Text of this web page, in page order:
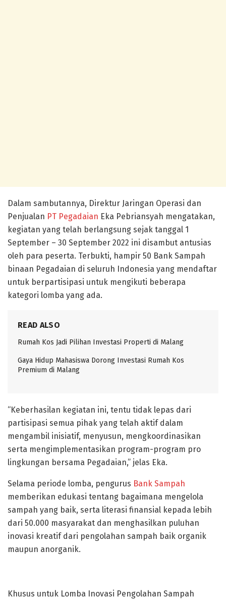
Dalam sambutannya, Direktur Jaringan Operasi dan
Penjualan PT Pegadaian Eka Pebriansyah mengatakan,
kegiatan yang telah berlangsung sejak tanggal 1
September – 30 September 2022 ini disambut antusias
oleh para peserta. Terbukti, hampir 50 Bank Sampah
binaan Pegadaian di seluruh Indonesia yang mendaftar
untuk berpartisipasi untuk mengikuti beberapa
kategori lomba yang ada.
READ ALSO
Rumah Kos Jadi Pilihan Investasi Properti di Malang
Gaya Hidup Mahasiswa Dorong Investasi Rumah Kos
Premium di Malang
“Keberhasilan kegiatan ini, tentu tidak lepas dari
partisipasi semua pihak yang telah aktif dalam
mengambil inisiatif, menyusun, mengkoordinasikan
serta mengimplementasikan program-program pro
lingkungan bersama Pegadaian,” jelas Eka.
Selama periode lomba, pengurus Bank Sampah
memberikan edukasi tentang bagaimana mengelola
sampah yang baik, serta literasi finansial kepada lebih
dari 50.000 masyarakat dan menghasilkan puluhan
inovasi kreatif dari pengolahan sampah baik organik
maupun anorganik.
Khusus untuk Lomba Inovasi Pengolahan Sampah